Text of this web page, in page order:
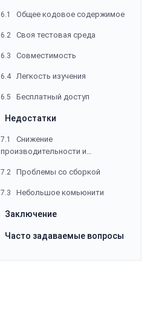
6.1 Общее кодовое содержимое
6.2 Своя тестовая среда
6.3 Совместимость
6.4 Легкость изучения
6.5 Бесплатный доступ
Недостатки
7.1
производительности и
7.2 Проблемы со сборкой
7.3 Небольшое комьюнити
Заключение
Часто задаваемые вопросы